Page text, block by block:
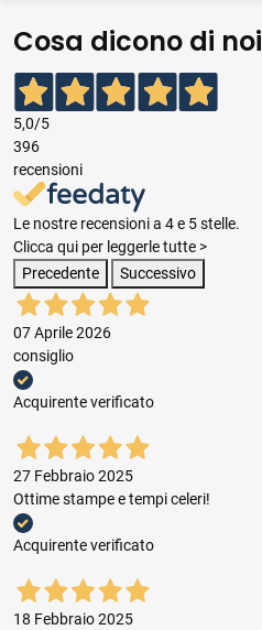
Cosa dicono di noi
5,0/5
396
recensioni
Le nostre recensioni a 4 e 5 stelle.
Clicca qui per leggerle tutte >
Precedente
Successivo
07 Aprile 2026
consiglio
Acquirente verificato
27 Febbraio 2025
Ottime stampe e tempi celeri!
Acquirente verificato
18 Febbraio 2025